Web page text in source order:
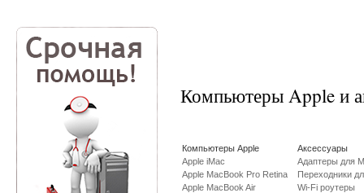
Компьютеры Apple и
Компьютеры Apple
Apple iMac
Apple MacBook Pro Retina
Apple MacBook Air
Аксессуары
Адаптеры для
Переходники
Wi-Fi роутеры